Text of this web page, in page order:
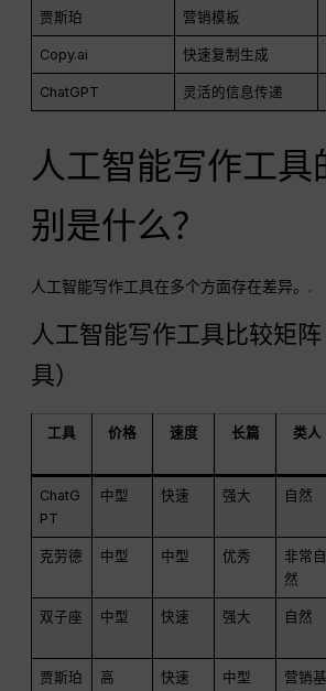
贾斯珀 营销模板
Copy.ai 快速复制生成
ChatGPT 灵活的信息传递
人工智能写作工具
别是什么？
人工智能写作工具在多个方面存在差异。.
人工智能写作工具比较矩
具）
工具 价格 速度 长篇 类人
ChatG
PT
中型 快速 强大 自然
克劳德 中型 中型 优秀
非常自
然
双子座 中型 快速 强大 自然
贾斯珀 高 快速 中型
营销基